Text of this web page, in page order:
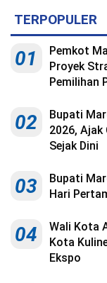
Ekonomi
Pendidikan
Kesehatan
Lingkungan
Olahraga
TERPOPULER
01
Pemkot
Proyek
Pemilihan
02
Bupati
2026, Ajak
Sejak Dini
03
Bupati
Hari
04
Wali Kota
Kota
Ekspo